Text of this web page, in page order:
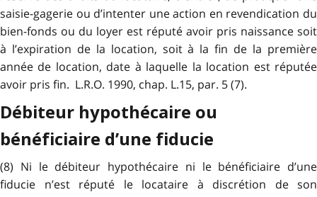
saisie-gagerie ou d’intenter une action en revendication du
bien-fonds ou du loyer est réputé avoir pris naissance soit
à l’expiration de la location, soit à la fin de la première
année de location, date à laquelle la location est réputée
avoir pris fin. L.R.O. 1990, chap. L.15, par. 5 (7).
Débiteur hypothécaire ou
bénéficiaire d’une fiducie
(8) Ni le débiteur hypothécaire ni le bénéficiaire d’une
fiducie n’est réputé le locataire à discrétion de son